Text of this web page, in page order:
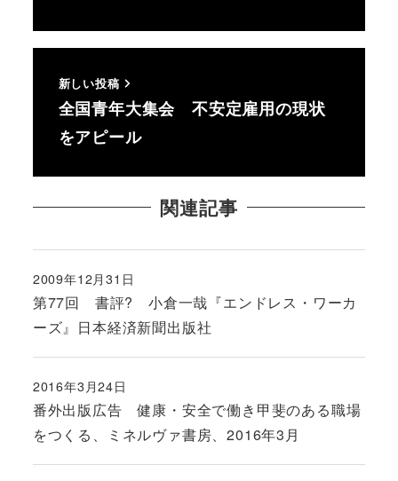
新しい投稿
全国青年大集会 不安定雇用の現状
をアピール
関連記事
第77回 書評? 小倉一哉『エンドレス・ワーカ
ーズ』日本経済新聞出版社
投稿日
2009年12月31日
番外出版広告 健康・安全で働き甲斐のある職場
をつくる、ミネルヴァ書房、2016年3月
投稿日
2016年3月24日